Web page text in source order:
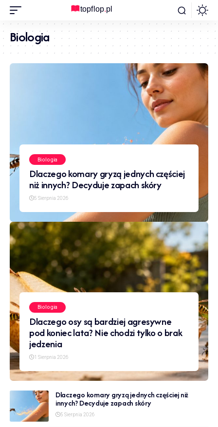
Biologia
Biologia
Dlaczego komary gryzą jednych częściej
niż innych? Decyduje zapach skóry
5 Sierpnia 2026
Biologia
Dlaczego osy są bardziej agresywne
pod koniec lata? Nie chodzi tylko o brak
jedzenia
1 Sierpnia 2026
Dlaczego komary gryzą jednych częściej niż
innych? Decyduje zapach skóry
5 Sierpnia 2026